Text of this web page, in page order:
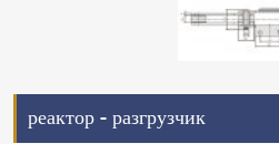
реактор - разгрузчик